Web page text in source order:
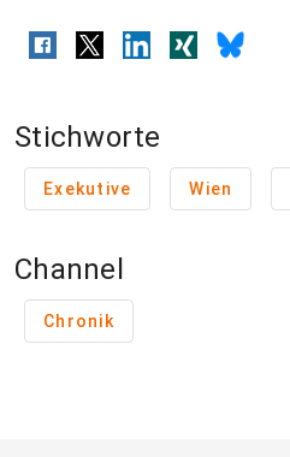
Stichworte
Exekutive Wien
Channel
Chronik